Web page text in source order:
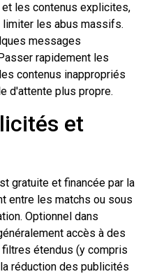
les contenus explicites,
les abus massifs.
messages
rapidement les
contenus inappropriés
d'attente plus propre.
et
gratuite et financée par la
entre les matchs ou sous
Optionnel dans
accès à des
étendus (y compris
réduction des publicités